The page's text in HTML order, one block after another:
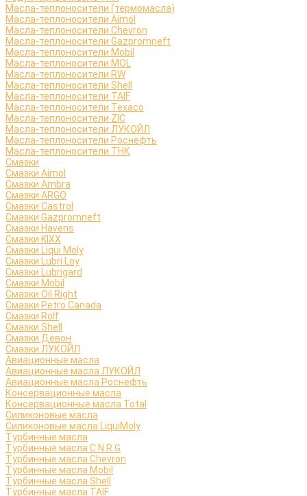
Масла-теплоносители (термомасла)
Масла-теплоносители Aimol
Масла-теплоносители Chevron
Масла-теплоносители Gazpromneft
Масла-теплоносители Mobil
Масла-теплоносители MOL
Масла-теплоносители RW
Масла-теплоносители Shell
Масла-теплоносители TAIF
Масла-теплоносители Texaco
Масла-теплоносители ZIC
Масла-теплоносители ЛУКОЙЛ
Масла-теплоносители Роснефть
Масла-теплоносители ТНК
Смазки
Смазки Aimol
Смазки Ambra
Смазки ARGO
Смазки Castrol
Смазки Gazpromneft
Смазки Havens
Смазки KIXX
Смазки Liqui Moly
Смазки Lubri Loy
Смазки Lubrigard
Смазки Mobil
Смазки Oil Right
Смазки Petro Canada
Смазки Rolf
Смазки Shell
Смазки Девон
Смазки ЛУКОЙЛ
Авиационные масла
Авиационные масла ЛУКОЙЛ
Авиационные масла Роснефть
Консервационные масла
Консервационные масла Total
Силиконовые масла
Силиконовые масла LiquiMoly
Турбинные масла
Турбинные масла C.N.R.G
Турбинные масла Chevron
Турбинные масла Mobil
Турбинные масла Shell
Турбинные масла TAIF